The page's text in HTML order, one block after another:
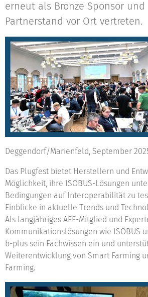
erneut als Bronze Sponsor
Partnerstand vor Ort vertreten.
Deggendorf/Marienfeld, September
Das Plugfest bietet Herstellern und
Möglichkeit, ihre ISOBUS-Lösungen
Bedingungen auf Interoperabilität zu
Einblicke in aktuelle Trends und
Als langjähriges AEF-Mitglied und
Kommunikationslösungen wie ISOBUS
b-plus sein Fachwissen ein und
Weiterentwicklung von Smart Farming
Farming.